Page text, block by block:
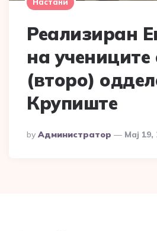
Настани
Реализиран
на учениците
(второ)
Крупиште
Posted
By
By Администратор Мај 19,